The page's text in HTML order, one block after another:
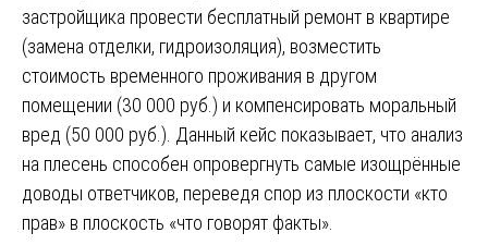
застройщика провести бесплатный ремонт в квартире
(замена отделки, гидроизоляция), возместить
стоимость временного проживания в другом
помещении (30 000 руб.) и компенсировать моральный
вред (50 000 руб.). Данный кейс показывает, что анализ
на плесень способен опровергнуть самые изощрённые
доводы ответчиков, переведя спор из плоскости «кто
прав» в плоскость «что говорят факты».